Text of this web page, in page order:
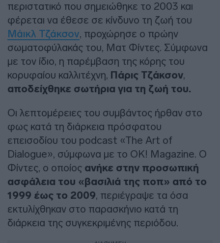
περιστατικό που σημειώθηκε το 2003 και
φέρεται να έθεσε σε κίνδυνο τη ζωή του
Μάικλ Τζάκσον, προχώρησε ο πρώην
σωματοφύλακάς του, Ματ Φίντες. Σύμφωνα
με τον ίδιο, η παρέμβαση της κόρης του
κορυφαίου καλλιτέχνη, Πάρις Τζάκσον,
αποδείχθηκε σωτήρια για τη ζωή του.
Οι λεπτομέρειες του συμβάντος ήρθαν στο
φως κατά τη διάρκεια πρόσφατου
επεισοδίου του podcast «The Art of
Dialogue», σύμφωνα με το OK! Magazine. Ο
Φίντες, ο οποίος ανήκε στην προσωπική
ασφάλεια του «βασιλιά της ποπ» από το
1999 έως το 2009, περιέγραψε τα όσα
εκτυλίχθηκαν στο παρασκήνιο κατά τη
διάρκεια της συγκεκριμένης περιόδου.